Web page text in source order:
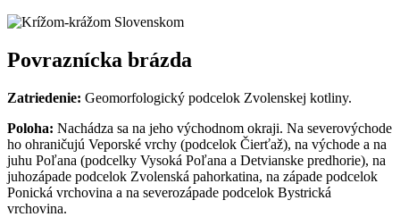
Povraznícka brázda
Zatriedenie: Geomorfologický podcelok Zvolenskej kotliny.
Poloha: Nachádza sa na jeho východnom okraji. Na severovýchode
ho ohraničujú Veporské vrchy (podcelok Čierťaž), na východe a na
juhu Poľana (podcelky Vysoká Poľana a Detvianske predhorie), na
juhozápade podcelok Zvolenská pahorkatina, na západe podcelok
Ponická vrchovina a na severozápade podcelok Bystrická
vrchovina.